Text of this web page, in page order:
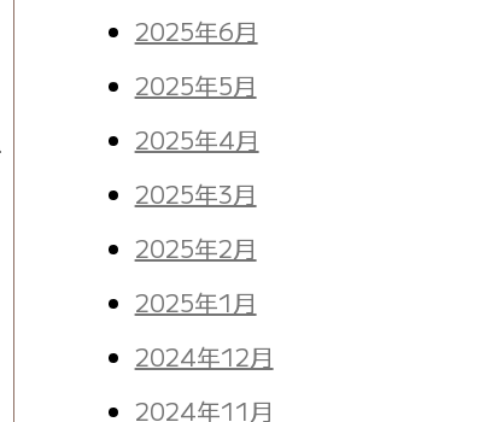
2025年6月
2025年5月
2025年4月
2025年3月
2025年2月
2025年1月
2024年12月
2024年11月